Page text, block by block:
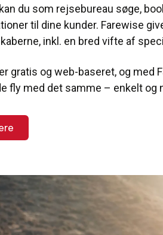
du som rejsebureau søge,
til dine kunder. Farewise
inkl. en bred vifte af
gratis og web-baseret, og med
fly med det samme – enkelt og